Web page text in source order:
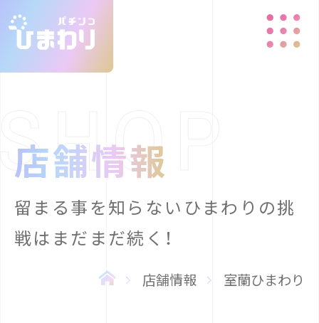
店舗情報
留まる事を知らないひまわりの挑
戦はまだまだ続く！
店舗情報 室蘭ひまわり